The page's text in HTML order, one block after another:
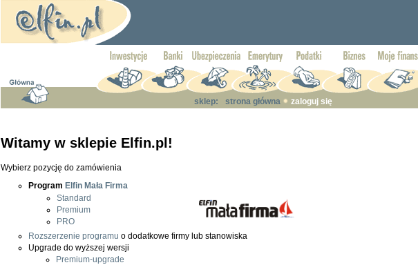
sklep: strona główna zaloguj się
Witamy w sklepie Elfin.pl!
Wybierz pozycję do zamówienia
Program Elfin Mała Firma
Standard
Premium
PRO
Rozszerzenie programu o dodatkowe firmy lub stanowiska
Upgrade do wyższej wersji
Premium-upgrade